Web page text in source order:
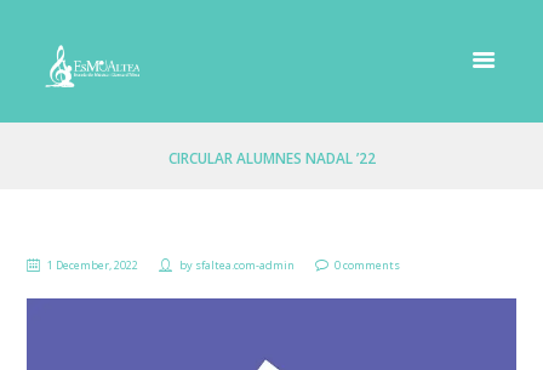
CIRCULAR ALUMNES NADAL ’22
1 December, 2022 by sfaltea.com-admin 0 comments